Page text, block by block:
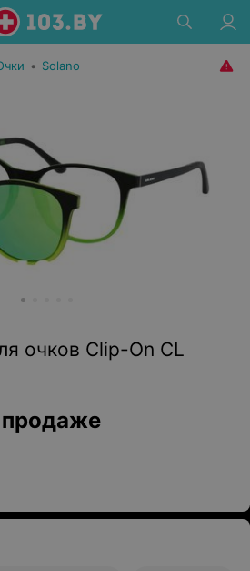
• Solano
очков Clip-On CL
продаже